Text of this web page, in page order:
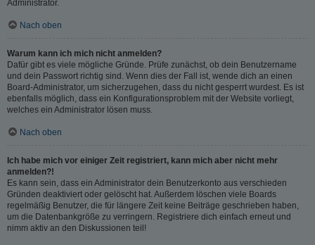
Administrator.
Nach oben
Warum kann ich mich nicht anmelden?
Dafür gibt es viele mögliche Gründe. Prüfe zunächst, ob dein Benutzername
und dein Passwort richtig sind. Wenn dies der Fall ist, wende dich an einen
Board-Administrator, um sicherzugehen, dass du nicht gesperrt wurdest. Es ist
ebenfalls möglich, dass ein Konfigurationsproblem mit der Website vorliegt,
welches ein Administrator lösen muss.
Nach oben
Ich habe mich vor einiger Zeit registriert, kann mich aber nicht mehr
anmelden?!
Es kann sein, dass ein Administrator dein Benutzerkonto aus verschieden
Gründen deaktiviert oder gelöscht hat. Außerdem löschen viele Boards
regelmäßig Benutzer, die für längere Zeit keine Beiträge geschrieben haben,
um die Datenbankgröße zu verringern. Registriere dich einfach erneut und
nimm aktiv an den Diskussionen teil!